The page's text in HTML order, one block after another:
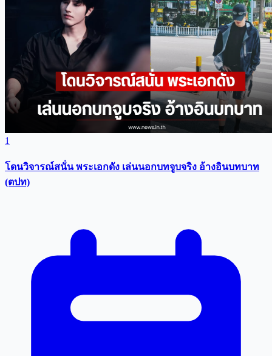
1
โดนวิจารณ์สนั่น พระเอกดัง เล่นนอกบทจูบจริง อ้างอินบทบาท
(ตปท)